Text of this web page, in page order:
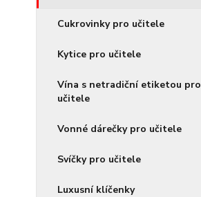
Cukrovinky pro učitele
Kytice pro učitele
Vína s netradiční etiketou pro
učitele
Vonné dárečky pro učitele
Svíčky pro učitele
Luxusní klíčenky